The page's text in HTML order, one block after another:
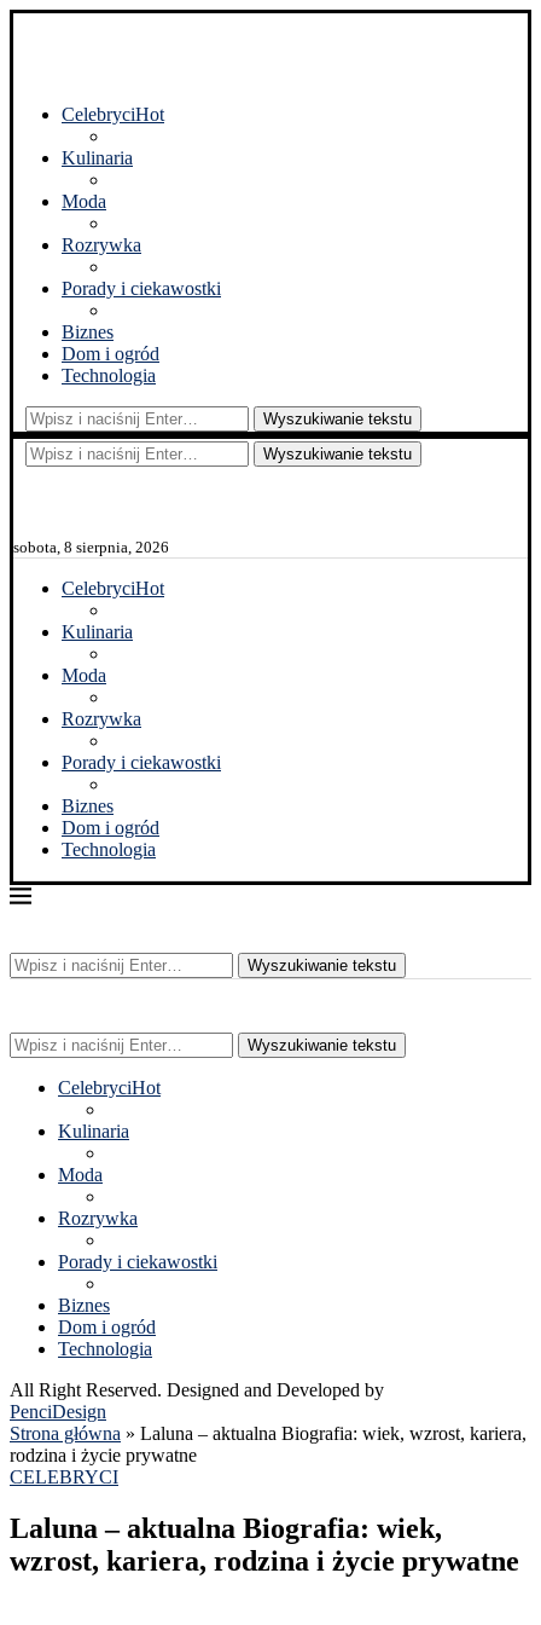
CelebryciHot
Kulinaria
Moda
Rozrywka
Porady i ciekawostki
Biznes
Dom i ogród
Technologia
Wyszukiwanie tekstu
Wyszukiwanie tekstu
sobota, 8 sierpnia, 2026
CelebryciHot
Kulinaria
Moda
Rozrywka
Porady i ciekawostki
Biznes
Dom i ogród
Technologia
Wyszukiwanie tekstu
Wyszukiwanie tekstu
CelebryciHot
Kulinaria
Moda
Rozrywka
Porady i ciekawostki
Biznes
Dom i ogród
Technologia
All Right Reserved. Designed and Developed by
PenciDesign
Strona główna » Laluna – aktualna Biografia: wiek, wzrost, kariera,
rodzina i życie prywatne
CELEBRYCI
Laluna – aktualna Biografia: wiek,
wzrost, kariera, rodzina i życie prywatne